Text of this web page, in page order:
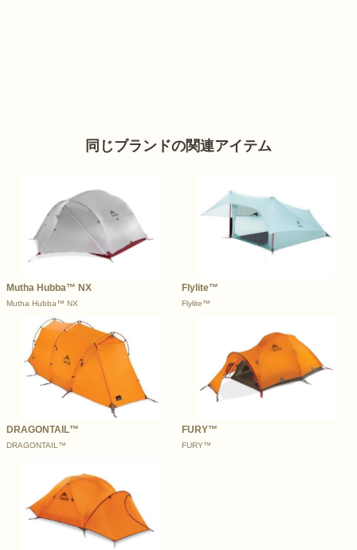
同じブランドの関連アイテム
Mutha Hubba™ NX
Mutha Hubba™ NX
Flylite™
Flylite™
DRAGONTAIL™
DRAGONTAIL™
FURY™
FURY™